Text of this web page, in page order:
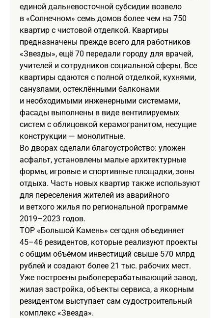
единой дальневосточной субсидии возвело
в «Солнечном» семь домов более чем на 750
квартир с чистовой отделкой. Квартиры
предназначены прежде всего для работников
«Звезды», ещё 70 передали городу для врачей,
учителей и сотрудников социальной сферы. Все
квартиры сдаются с полной отделкой, кухнями,
санузлами, остеклёнными балконами
и необходимыми инженерными системами,
фасады выполнены в виде вентилируемых
систем с облицовкой керамогранитом, несущие
конструкции — монолитные.
Во дворах сделали благоустройство: уложен
асфальт, установлены малые архитектурные
формы, игровые и спортивные площадки, зоны
отдыха. Часть новых квартир также используют
для переселения жителей из аварийного
и ветхого жилья по региональной программе
2019–2023 годов.
ТОР «Большой Камень» сегодня объединяет
45–46 резидентов, которые реализуют проекты
с общим объёмом инвестиций свыше 570 млрд
рублей и создают более 21 тыс. рабочих мест.
Уже построены рыбоперерабатывающий завод,
жилая застройка, объекты сервиса, а якорным
резидентом выступает сам судостроительный
комплекс «Звезда».